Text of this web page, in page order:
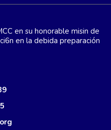
en su honorable misin de
en la debida preparación